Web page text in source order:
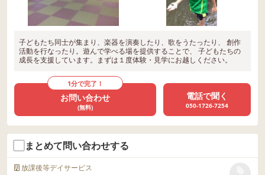
子どもたち同士が集まり、楽器を演奏したり、歌をうたったり、 創作
活動を行なったり。遊んで学べる場を提供することで、 子どもたちの
成長を支援しています。まずは１度体験・見学にお越しください。
1分で完了！
お問い合わせ
(無料)
電話で聞く
050-1726-7254
まとめて問い合わせする
放課後等デイサービス